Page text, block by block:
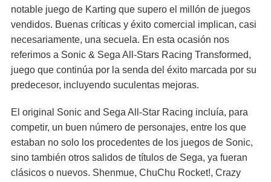
notable juego de Karting que supero el millón de juegos
vendidos. Buenas críticas y éxito comercial implican, casi
necesariamente, una secuela. En esta ocasión nos
referimos a Sonic & Sega All-Stars Racing Transformed,
juego que continúa por la senda del éxito marcada por su
predecesor, incluyendo suculentas mejoras.
El original Sonic and Sega All-Star Racing incluía, para
competir, un buen número de personajes, entre los que
estaban no solo los procedentes de los juegos de Sonic,
sino también otros salidos de títulos de Sega, ya fueran
clásicos o nuevos. Shenmue, ChuChu Rocket!, Crazy